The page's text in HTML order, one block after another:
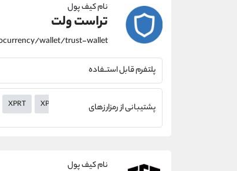
نام کیف پول
تراست ولت
پلتفرم قابل استــفاده
پشتیبانی از رمزارزهای XPRT XPR XLM XHV
نام کیف پول